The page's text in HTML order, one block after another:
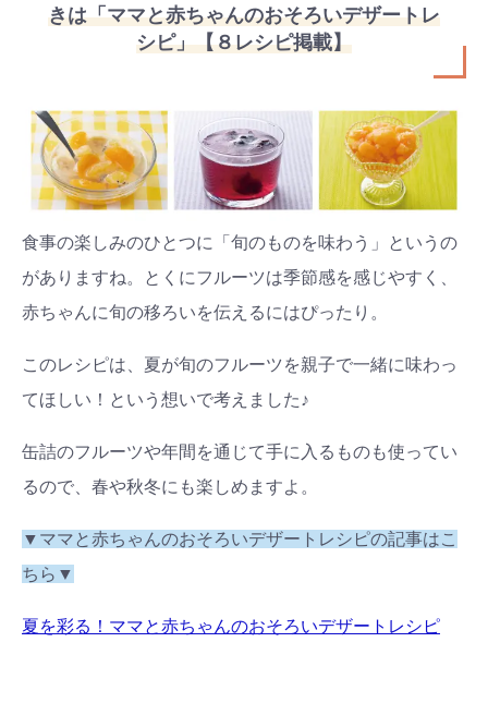
きは「ママと赤ちゃんのおそろいデザートレ
シピ」【８レシピ掲載】
食事の楽しみのひとつに「旬のものを味わう」というの
がありますね。とくにフルーツは季節感を感じやすく、
赤ちゃんに旬の移ろいを伝えるにはぴったり。
このレシピは、夏が旬のフルーツを親子で一緒に味わっ
てほしい！という想いで考えました♪
缶詰のフルーツや年間を通じて手に入るものも使ってい
るので、春や秋冬にも楽しめますよ。
▼ママと赤ちゃんのおそろいデザートレシピの記事はこ
ちら▼
夏を彩る！ママと赤ちゃんのおそろいデザートレシピ